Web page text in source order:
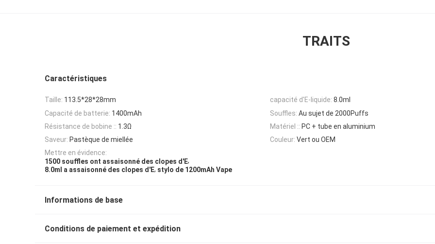
TRAITS
Caractéristiques
Taille: 113.5*28*28mm capacité d'E-liquide: 8.0ml
Capacité de batterie: 1400mAh Souffles: Au sujet de 2000Puffs
Résistance de bobine :: 1.3Ω Matériel :: PC + tube en aluminium
Saveur: Pastèque de miellée Couleur: Vert ou OEM
Mettre en évidence:
1500 souffles ont assaisonné des clopes d'E,
8.0ml a assaisonné des clopes d'E, stylo de 1200mAh Vape
Informations de base
Conditions de paiement et expédition